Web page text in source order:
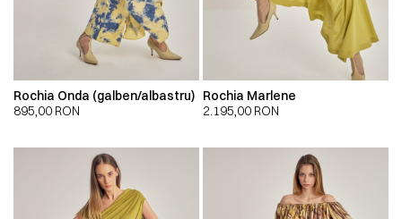
Rochia Onda (galben/albastru)
895,00 RON
Rochia Marlene
2.195,00 RON